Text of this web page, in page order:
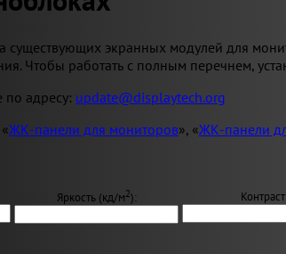
существующих экранных модулей для
Чтобы работать с полным перечнем,
адресу: update@displaytech.org
ЖК-панели для мониторов», «ЖК-панели
Яркость (кд/м2):